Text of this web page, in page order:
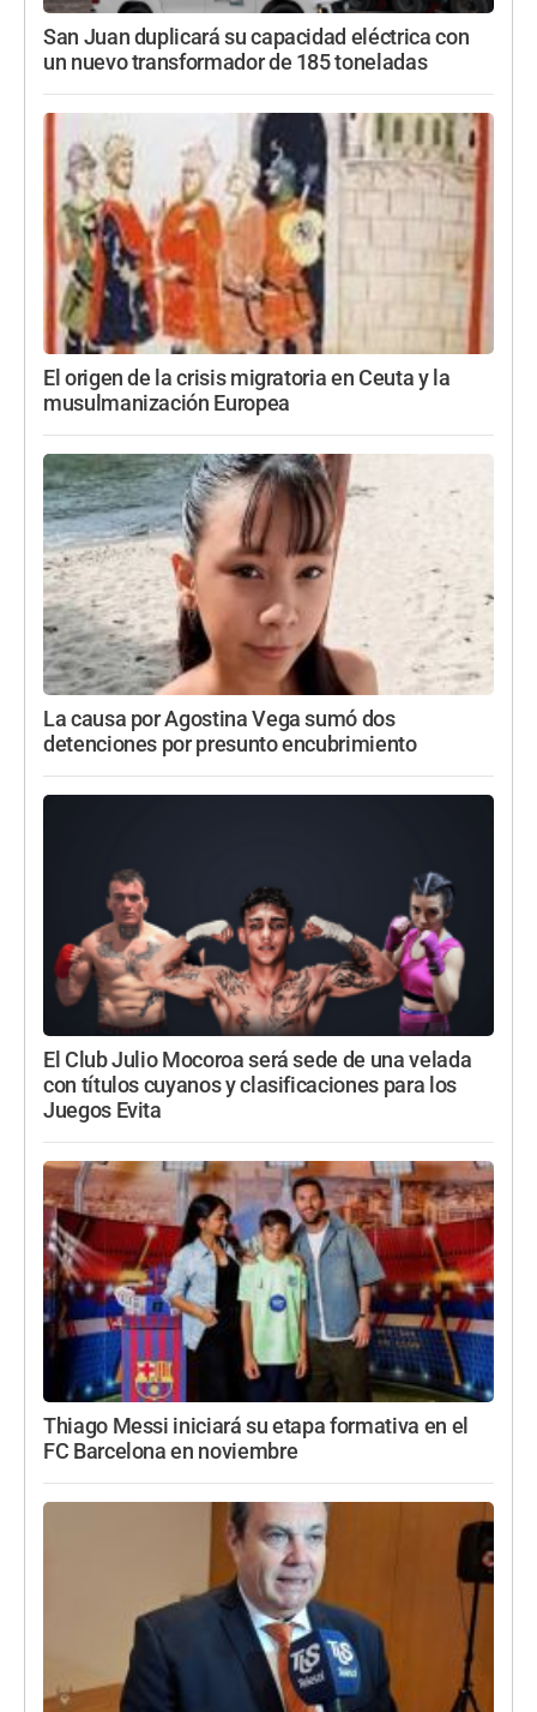
San Juan duplicará su capacidad eléctrica con
un nuevo transformador de 185 toneladas
El origen de la crisis migratoria en Ceuta y la
musulmanización Europea
La causa por Agostina Vega sumó dos
detenciones por presunto encubrimiento
El Club Julio Mocoroa será sede de una velada
con títulos cuyanos y clasificaciones para los
Juegos Evita
Thiago Messi iniciará su etapa formativa en el
FC Barcelona en noviembre